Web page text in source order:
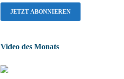
Video des Monats